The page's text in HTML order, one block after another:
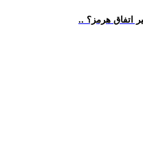
اتفاق هرمز؟